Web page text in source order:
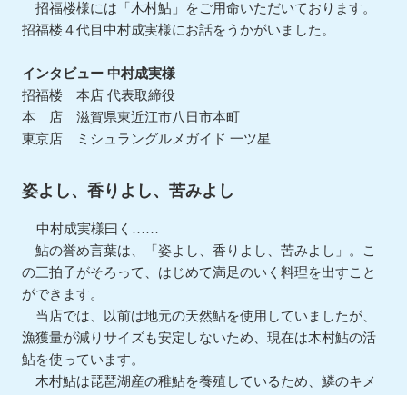
招福楼様には「木村鮎」をご用命いただいております。
招福楼４代目中村成実様にお話をうかがいました。
インタビュー 中村成実様
招福楼 本店 代表取締役
本 店 滋賀県東近江市八日市本町
東京店 ミシュラングルメガイド 一ツ星
姿よし、香りよし、苦みよし
中村成実様曰く……
鮎の誉め言葉は、「姿よし、香りよし、苦みよし」。こ
の三拍子がそろって、はじめて満足のいく料理を出すこと
ができます。
当店では、以前は地元の天然鮎を使用していましたが、
漁獲量が減りサイズも安定しないため、現在は木村鮎の活
鮎を使っています。
木村鮎は琵琶湖産の稚鮎を養殖しているため、鱗のキメ